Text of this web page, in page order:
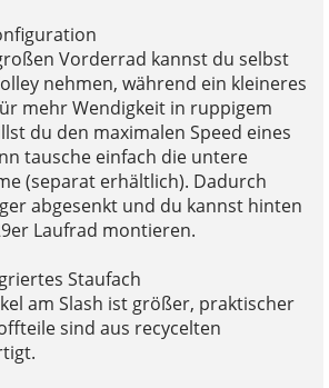
Vorderrad kannst du selbst
nehmen, während ein kleineres
mehr Wendigkeit in ruppigem
du den maximalen Speed eines
tausche einfach die untere
(separat erhältlich). Dadurch
abgesenkt und du kannst hinten
Laufrad montieren.
Staufach
am Slash ist größer, praktischer
sind aus recycelten